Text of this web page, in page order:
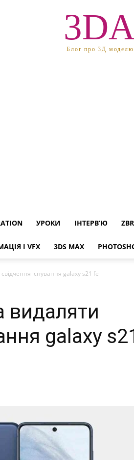
Блог про 3Д
УРОКИ ІНТЕРВ’Ю
І VFX 3DS MAX
існування galaxy s21 fe
видаляти
galaxy